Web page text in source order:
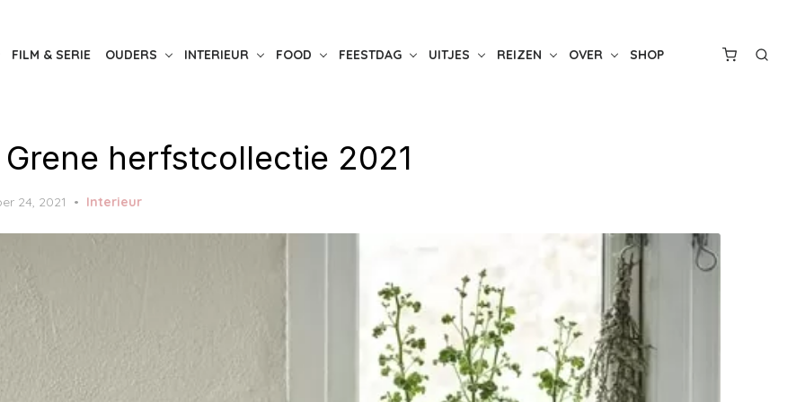
FILM & SERIE OUDERS INTERIEUR FOOD FEESTDAG UITJES REIZEN OVER SHOP
herfstcollectie 2021
24, 2021 Interieur